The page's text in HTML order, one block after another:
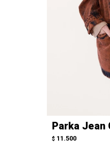
Parka Jean
$ 11.500